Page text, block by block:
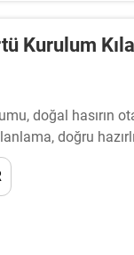
Kurulum
doğal hasırın
doğru